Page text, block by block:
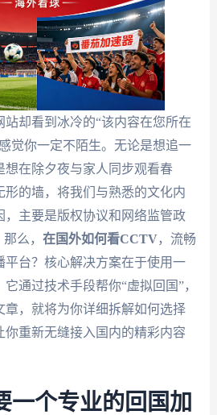
站却看到冰冷的“该内容在您所在
觉你一定不陌生。无论是想追一
想在除夕夜与家人同步观看春
形的墙，将我们与熟悉的文化内
，主要是版权协议和网络监管政
么， 在国外如何看CCTV，流畅
平台？核心解决方案在于使用一
通过技术手段帮你“虚拟回国”，
章，就将为你详细拆解如何选择
你重新无缝接入国内的精彩内容
一个专业的回国加